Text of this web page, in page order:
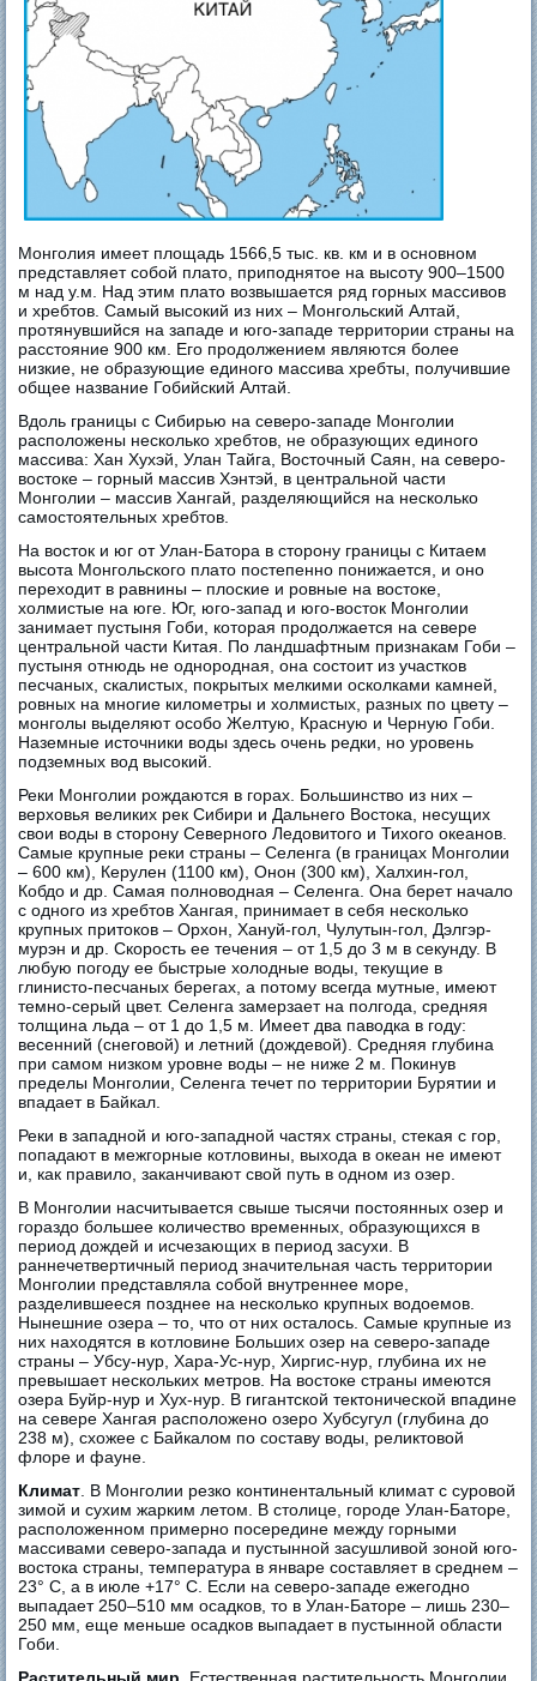
Монголия имеет площадь 1566,5 тыс. кв. км и в основном
представляет собой плато, приподнятое на высоту 900–1500
м над у.м. Над этим плато возвышается ряд горных массивов
и хребтов. Самый высокий из них – Монгольский Алтай,
протянувшийся на западе и юго-западе территории страны на
расстояние 900 км. Его продолжением являются более
низкие, не образующие единого массива хребты, получившие
общее название Гобийский Алтай.
Вдоль границы с Сибирью на северо-западе Монголии
расположены несколько хребтов, не образующих единого
массива: Хан Хухэй, Улан Тайга, Восточный Саян, на северо-
востоке – горный массив Хэнтэй, в центральной части
Монголии – массив Хангай, разделяющийся на несколько
самостоятельных хребтов.
На восток и юг от Улан-Батора в сторону границы с Китаем
высота Монгольского плато постепенно понижается, и оно
переходит в равнины – плоские и ровные на востоке,
холмистые на юге. Юг, юго-запад и юго-восток Монголии
занимает пустыня Гоби, которая продолжается на севере
центральной части Китая. По ландшафтным признакам Гоби –
пустыня отнюдь не однородная, она состоит из участков
песчаных, скалистых, покрытых мелкими осколками камней,
ровных на многие километры и холмистых, разных по цвету –
монголы выделяют особо Желтую, Красную и Черную Гоби.
Наземные источники воды здесь очень редки, но уровень
подземных вод высокий.
Реки Монголии рождаются в горах. Большинство из них –
верховья великих рек Сибири и Дальнего Востока, несущих
свои воды в сторону Северного Ледовитого и Тихого океанов.
Самые крупные реки страны – Селенга (в границах Монголии
– 600 км), Керулен (1100 км), Онон (300 км), Халхин-гол,
Кобдо и др. Самая полноводная – Селенга. Она берет начало
с одного из хребтов Хангая, принимает в себя несколько
крупных притоков – Орхон, Хануй-гол, Чулутын-гол, Дэлгэр-
мурэн и др. Скорость ее течения – от 1,5 до 3 м в секунду. В
любую погоду ее быстрые холодные воды, текущие в
глинисто-песчаных берегах, а потому всегда мутные, имеют
темно-серый цвет. Селенга замерзает на полгода, средняя
толщина льда – от 1 до 1,5 м. Имеет два паводка в году:
весенний (снеговой) и летний (дождевой). Средняя глубина
при самом низком уровне воды – не ниже 2 м. Покинув
пределы Монголии, Селенга течет по территории Бурятии и
впадает в Байкал.
Реки в западной и юго-западной частях страны, стекая с гор,
попадают в межгорные котловины, выхода в океан не имеют
и, как правило, заканчивают свой путь в одном из озер.
В Монголии насчитывается свыше тысячи постоянных озер и
гораздо большее количество временных, образующихся в
период дождей и исчезающих в период засухи. В
раннечетвертичный период значительная часть территории
Монголии представляла собой внутреннее море,
разделившееся позднее на несколько крупных водоемов.
Нынешние озера – то, что от них осталось. Самые крупные из
них находятся в котловине Больших озер на северо-западе
страны – Убсу-нур, Хара-Ус-нур, Хиргис-нур, глубина их не
превышает нескольких метров. На востоке страны имеются
озера Буйр-нур и Хух-нур. В гигантской тектонической впадине
на севере Хангая расположено озеро Хубсугул (глубина до
238 м), схожее с Байкалом по составу воды, реликтовой
флоре и фауне.
Климат . В Монголии резко континентальный климат с суровой
зимой и сухим жарким летом. В столице, городе Улан-Баторе,
расположенном примерно посередине между горными
массивами северо-запада и пустынной засушливой зоной юго-
востока страны, температура в январе составляет в среднем –
23° С, а в июле +17° С. Если на северо-западе ежегодно
выпадает 250–510 мм осадков, то в Улан-Баторе – лишь 230–
250 мм, еще меньше осадков выпадает в пустынной области
Гоби.